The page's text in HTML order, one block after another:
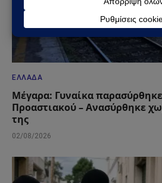
ΕΛΛΆΔΑ
Μέγαρα: Γυναίκα
Προαστιακού – Ανασύρθηκε
της
02/08/2026